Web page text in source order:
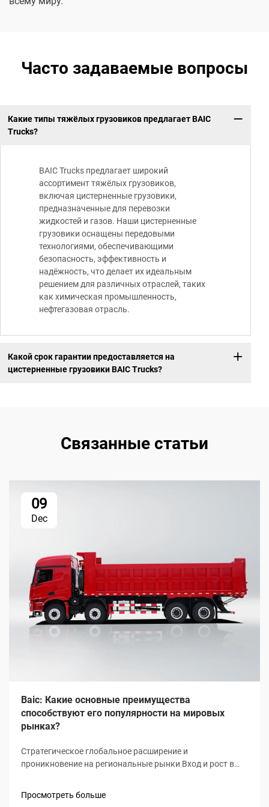
Часто задаваемые вопросы
Какие типы тяжёлых грузовиков предлагает BAIC
Trucks?
BAIC Trucks предлагает широкий
ассортимент тяжёлых грузовиков,
включая цистерненные грузовики,
предназначенные для перевозки
жидкостей и газов. Наши цистерненные
грузовики оснащены передовыми
технологиями, обеспечивающими
безопасность, эффективность и
надёжность, что делает их идеальным
решением для различных отраслей, таких
как химическая промышленность,
нефтегазовая отрасль.
Какой срок гарантии предоставляется на
цистерненные грузовики BAIC Trucks?
Связанные статьи
09
Dec
Baic: Какие основные преимущества
способствуют его популярности на мировых
рынках?
Стратегическое глобальное расширение и
проникновение на региональные рынки Вход и рост в
примерно на 34% в год, что в значительной степени
Просмотреть больше